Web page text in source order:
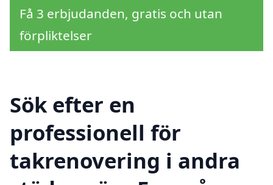
Få 3 erbjudanden, gratis och utan
förpliktelser
Sök efter en
professionell för
takrenovering i andra